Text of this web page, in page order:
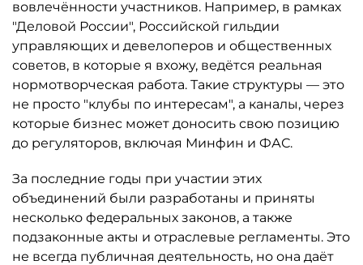
вовлечённости участников. Например, в рамках
"Деловой России", Российской гильдии
управляющих и девелоперов и общественных
советов, в которые я вхожу, ведётся реальная
нормотворческая работа. Такие структуры — это
не просто "клубы по интересам", а каналы, через
которые бизнес может доносить свою позицию
до регуляторов, включая Минфин и ФАС.
За последние годы при участии этих
объединений были разработаны и приняты
несколько федеральных законов, а также
подзаконные акты и отраслевые регламенты. Это
не всегда публичная деятельность, но она даёт